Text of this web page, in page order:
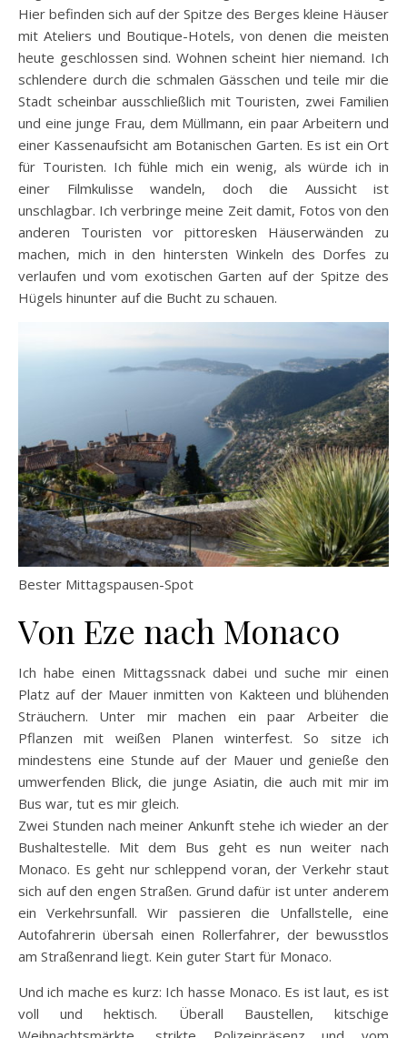
Hier befinden sich auf der Spitze des Berges kleine Häuser
mit Ateliers und Boutique-Hotels, von denen die meisten
heute geschlossen sind. Wohnen scheint hier niemand. Ich
schlendere durch die schmalen Gässchen und teile mir die
Stadt scheinbar ausschließlich mit Touristen, zwei Familien
und eine junge Frau, dem Müllmann, ein paar Arbeitern und
einer Kassenaufsicht am Botanischen Garten. Es ist ein Ort
für Touristen. Ich fühle mich ein wenig, als würde ich in
einer Filmkulisse wandeln, doch die Aussicht ist
unschlagbar. Ich verbringe meine Zeit damit, Fotos von den
anderen Touristen vor pittoresken Häuserwänden zu
machen, mich in den hintersten Winkeln des Dorfes zu
verlaufen und vom exotischen Garten auf der Spitze des
Hügels hinunter auf die Bucht zu schauen.
Bester Mittagspausen-Spot
Von Eze nach Monaco
Ich habe einen Mittagssnack dabei und suche mir einen
Platz auf der Mauer inmitten von Kakteen und blühenden
Sträuchern. Unter mir machen ein paar Arbeiter die
Pflanzen mit weißen Planen winterfest. So sitze ich
mindestens eine Stunde auf der Mauer und genieße den
umwerfenden Blick, die junge Asiatin, die auch mit mir im
Bus war, tut es mir gleich.
Zwei Stunden nach meiner Ankunft stehe ich wieder an der
Bushaltestelle. Mit dem Bus geht es nun weiter nach
Monaco. Es geht nur schleppend voran, der Verkehr staut
sich auf den engen Straßen. Grund dafür ist unter anderem
ein Verkehrsunfall. Wir passieren die Unfallstelle, eine
Autofahrerin übersah einen Rollerfahrer, der bewusstlos
am Straßenrand liegt. Kein guter Start für Monaco.
Und ich mache es kurz: Ich hasse Monaco. Es ist laut, es ist
voll und hektisch. Überall Baustellen, kitschige